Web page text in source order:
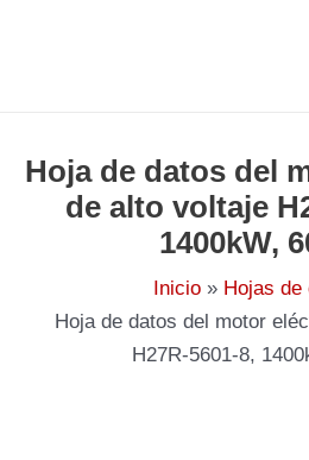
Hoja de datos del
de alto voltaje
1400kW,
Inicio
Hojas de
Hoja de datos del motor
H27R-5601-8,